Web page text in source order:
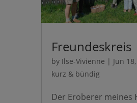
Freundeskreis
by Ilse-Vivienne | Jun
kurz & bündig
Der Eroberer meines